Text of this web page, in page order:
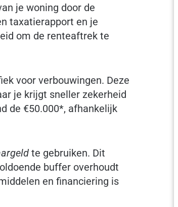
je woning door de
taxatierapport en je
om de renteaftrek te
voor verbouwingen. Deze
je krijgt sneller zekerheid
de €50.000*, afhankelijk
te gebruiken. Dit
buffer overhoudt
en financiering is